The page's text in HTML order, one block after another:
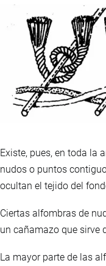
Existe, pues, en toda la
nudos o puntos
ocultan el tejido del
Ciertas alfombras de
un cañamazo que sirve
La mayor parte de las